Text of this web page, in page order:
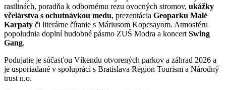
rastlinách, poradňa k odbornému rezu ovocných stromov, ukážky
včelárstva s ochutnávkou medu, prezentácia Geoparku Malé
Karpaty či literárne čítanie s Máriusom Kopcsayom. Atmosféru
popoludnia doplní hudobné pásmo ZUŠ Modra a koncert Swing
Gang.
Podujatie je súčasťou Víkendu otvorených parkov a záhrad 2026 a
je usporiadané v spolupráci s Bratislava Region Tourism a Národný
trust n.o.